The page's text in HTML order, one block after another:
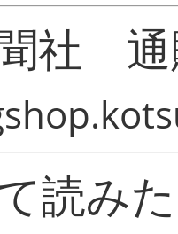
社
読み